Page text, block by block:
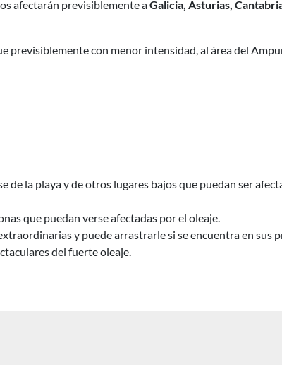
afectarán previsiblemente aGalicia, Asturias,
previsiblemente con menor intensidad, al área del
la playa y de otros lugares bajos que puedan ser
que puedan verse afectadas por el oleaje.
y puede arrastrarle si se encuentra en sus
del fuerte oleaje.